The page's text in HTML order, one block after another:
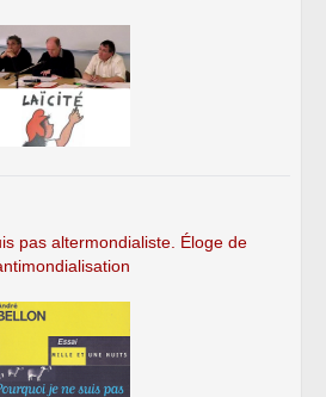
pas altermondialiste. Éloge de